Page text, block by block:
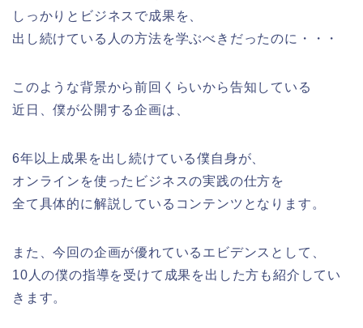
しっかりとビジネスで成果を、
出し続けている人の方法を学ぶべきだったのに・・・
このような背景から前回くらいから告知している
近日、僕が公開する企画は、
6年以上成果を出し続けている僕自身が、
オンラインを使ったビジネスの実践の仕方を
全て具体的に解説しているコンテンツとなります。
また、今回の企画が優れているエビデンスとして、
10人の僕の指導を受けて成果を出した方も紹介してい
きます。